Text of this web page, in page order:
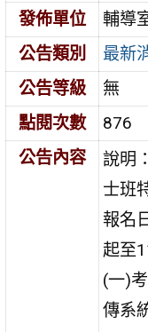
發佈單位
輔導
公告類別
最新
公告等級
無
點閱次數
876
公告內容
說明
士班
報名
起至
(一)
傳系